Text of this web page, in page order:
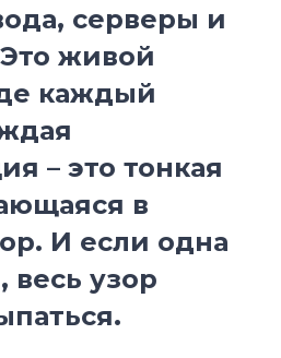
серверы и
живой
каждый
– это тонкая
в
И если одна
весь узор